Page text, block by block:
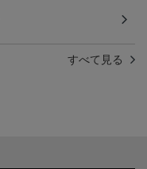
すべて見る